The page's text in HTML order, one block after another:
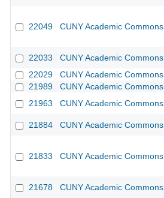
22049 CUNY Academic Commons
22033 CUNY Academic Commons
22029
CUNY Academic Commons
21989
CUNY Academic Commons
21963
CUNY Academic Commons
21884 CUNY Academic Commons
21833 CUNY Academic Commons
21678 CUNY Academic Commons